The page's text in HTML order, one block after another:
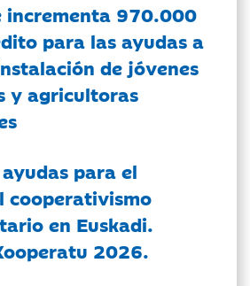
incrementa 970.000
para las ayudas a
de jóvenes
y agricultoras
para el
cooperativismo
en Euskadi.
2026.